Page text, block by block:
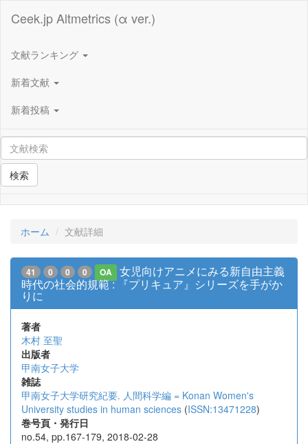
Ceek.jp Altmetrics (α ver.)
文献ランキング
新着文献
新着投稿
検索
ホーム 文献詳細
41 0 0 0 OA
女児向けアニメにみる新自由主義
時代の社会的規範 : 『プリキュア』シリーズを手がか
りに
著者
木村 至聖
出版者
甲南女子大学
雑誌
甲南女子大学研究紀要. 人間科学編 = Konan Women's
University studies in human sciences (ISSN:13471228)
巻号頁・発行日
no.54, pp.167-179, 2018-02-28